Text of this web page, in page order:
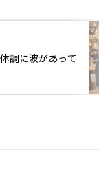
調に波があって